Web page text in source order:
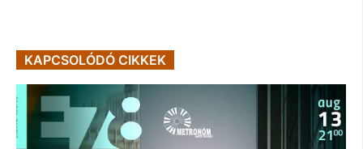
KAPCSOLÓDÓ CIKKEK